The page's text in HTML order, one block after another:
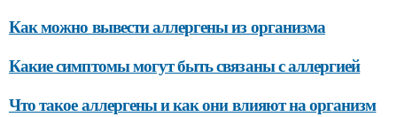
Как можно вывести аллергены из организма
Какие симптомы могут быть связаны с аллергией
Что такое аллергены и как они влияют на организм